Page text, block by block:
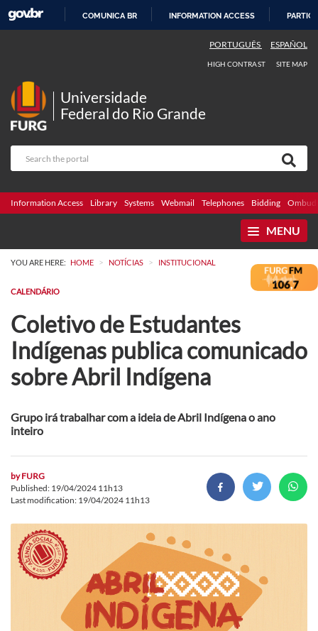
COMUNICA BR INFORMATION ACCESS
PORTUGUÊS ESPAÑOL
HIGH CONTRAST SITE MAP
Universidade
Federal do Rio Grande
Information Access Library Systems Webmail Telephones Bidding
MENU
YOU ARE HERE: HOME > NOTÍCIAS > INSTITUCIONAL
CALENDÁRIO
Coletivo de Estudantes
Indígenas publica comunicado
sobre Abril Indígena
Grupo irá trabalhar com a ideia de Abril Indígena o ano
inteiro
byFURG
Published: 19/04/2024 11h13
Last modification: 19/04/2024 11h13